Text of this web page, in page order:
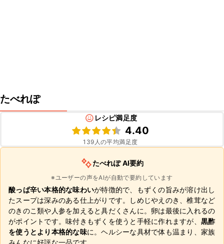
たべれぽ
レシピ満足度
4.40
139 人の平均満足度
たべれぽ AI要約
※ユーザーの声をAIが自動で要約しています
酸っぱ辛い本格的な味わいが特徴的で、もずくの旨みが溶け出し
たスープは深みのある仕上がりです。しめじやえのき、椎茸など
のきのこ類や人参を加えると具だくさんに。卵は最後に入れるの
がポイントです。味付きもずくを使うと手軽に作れますが、 黒酢
を使うとより本格的な味に。ヘルシーな具材で体も温まり、家族
みんなに好評な一品です。